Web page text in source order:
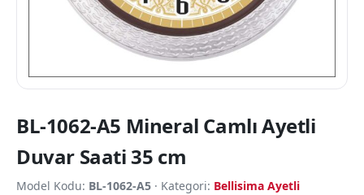
BL-1062-A5 Mineral Camlı Ayetli
Duvar Saati 35 cm
Model Kodu: BL-1062-A5 · Kategori: Bellisima Ayetli